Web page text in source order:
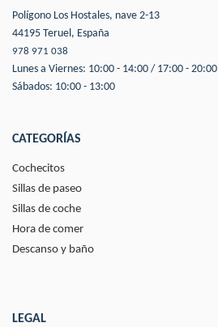
Polígono Los Hostales, nave 2-13
44195 Teruel, España
978 971 038
Lunes a Viernes: 10:00 - 14:00 / 17:00 - 20:00
Sábados: 10:00 - 13:00
CATEGORÍAS
Cochecitos
Sillas de paseo
Sillas de coche
Hora de comer
Descanso y baño
LEGAL